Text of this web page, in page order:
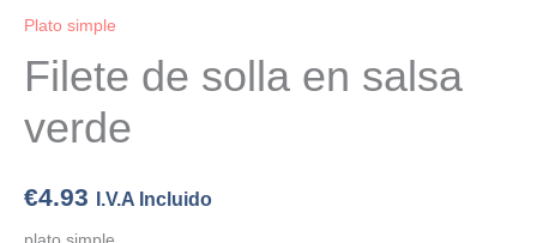
Plato simple
Filete de solla en salsa
verde
€4.93 I.V.A Incluido
en
verde